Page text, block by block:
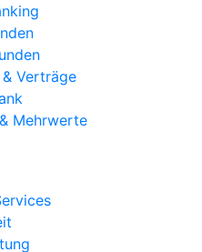
Verträge
Mehrwerte